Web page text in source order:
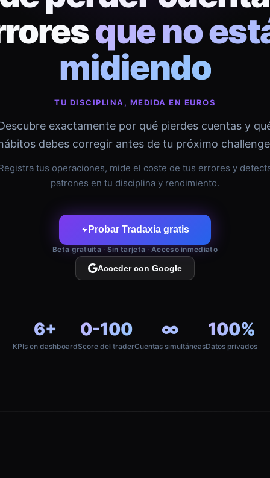
que no
midiendo
TU DISCIPLINA, MEDIDA EN EUROS
exactamente por qué pierdes cuentas y
debes corregir antes de tu próximo
tus operaciones, mide el coste de tus errores y
patrones en tu disciplina y rendimiento.
Probar Tradaxia gratis
Beta gratuita · Sin tarjeta · Acceso inmediato
Acceder con Google
6+
KPIs en dashboard
0-100
Score del trader
∞
Cuentas simultáneas
100%
Datos privados